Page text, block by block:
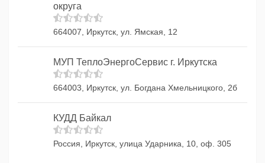
округа
664007, Иркутск, ул. Ямская, 12
МУП ТеплоЭнергоСервис г. Иркутска
664003, Иркутск, ул. Богдана Хмельницкого, 2б
КУДД Байкал
Россия, Иркутск, улица Ударника, 10, оф. 305